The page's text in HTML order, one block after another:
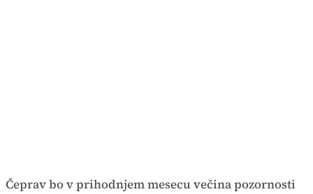
Čeprav bo v prihodnjem mesecu večina pozornosti